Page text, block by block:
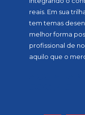
reais. Em sua
tem temas
melhor forma
profissional de
aquilo que o